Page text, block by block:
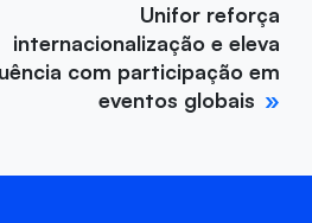
Unifor reforça
internacionalização e eleva
com participação em
eventos globais